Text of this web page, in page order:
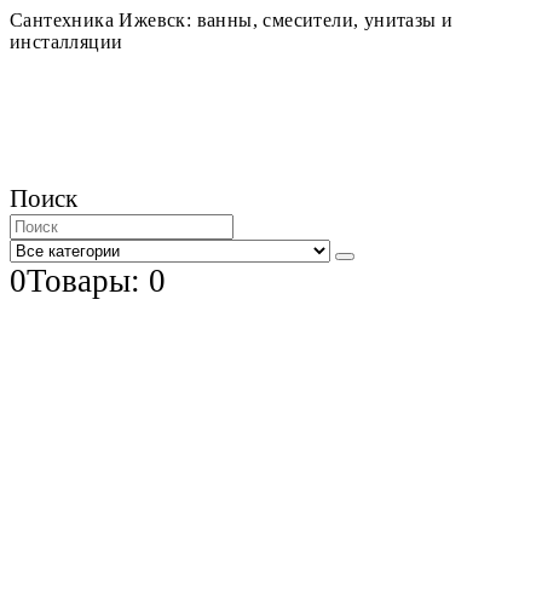
Сантехника Ижевск: ванны, смесители, унитазы и
инсталляции
Поиск
0Товары: 0